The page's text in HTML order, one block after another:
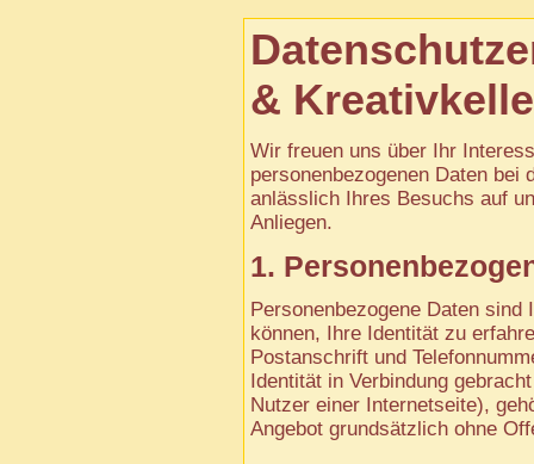
&
Wir freuen uns über Ihr
personenbezogenen Daten bei
anlässlich Ihres Besuchs auf
Anliegen.
1.
Personenbezogene Daten
können, Ihre Identität zu
Postanschrift und
Identität in Verbindung
Nutzer einer Internetseite),
Angebot grundsätzlich ohne